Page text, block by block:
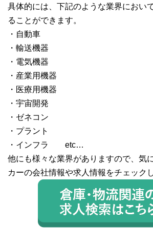
具体的には、下記のような業界におい
ることができます。
・自動車
・輸送機器
・電気機器
・産業用機器
・医療用機器
・宇宙開発
・ゼネコン
・プラント
・インフラ etc…
他にも様々な業界がありますので、気
カーの会社情報や求人情報をチェック